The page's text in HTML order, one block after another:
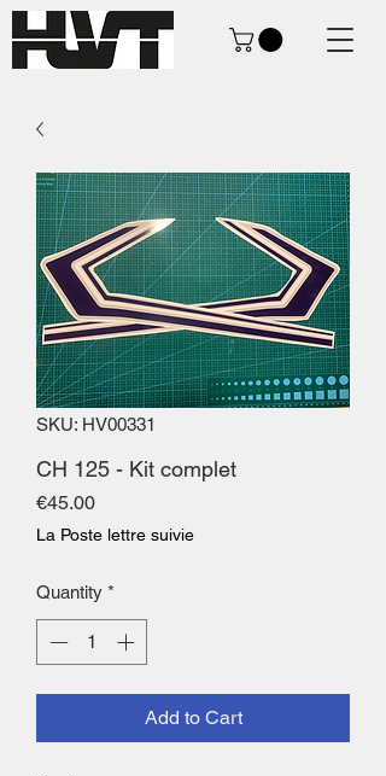
SKU: HV00331
CH 125 - Kit complet
€45.00Price
La Poste lettre suivie
Quantity *
Add to Cart